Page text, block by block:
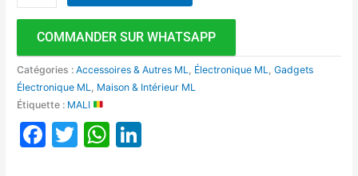
COMMANDER SUR WHATSAPP
Catégories :Accessoires & Autres ML Électronique ML ,Gadgets
Électronique ML
Maison & Intérieur ML
Étiquette : MALI
Facebook
TwitterWhatsApp